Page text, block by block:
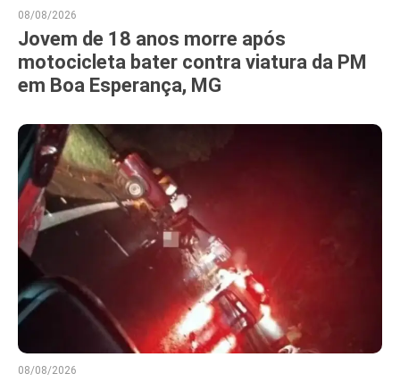
08/08/2026
Jovem de 18 anos morre após
motocicleta bater contra viatura da PM
em Boa Esperança, MG
08/08/2026